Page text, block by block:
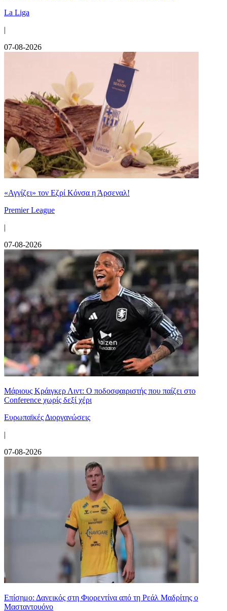
La Liga
|
07-08-2026
«Αγγίζει» τον Εζρί Κόνσα η Άρσεναλ!
Premier League
|
07-08-2026
Μάριους Κράιγκερ Λιντ: Ο ποδοσφαιριστής που παίζει στο
Conference χωρίς δεξί χέρι
Ευρωπαϊκές Διοργανώσεις
|
07-08-2026
Επίσημο: Δανεικός στη Φιορεντίνα από τη Ρεάλ Μαδρίτης ο
Μασταντουόνο